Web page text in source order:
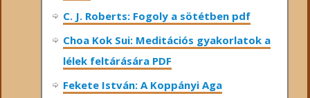
C. J. Roberts: Fogoly a sötétben pdf
Choa Kok Sui: Meditációs gyakorlatok a
lélek feltárására PDF
Fekete István: A Koppányi Aga